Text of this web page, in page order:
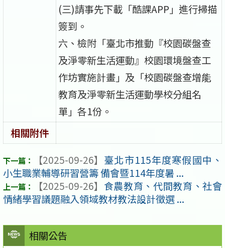
相關公告
(三)請事先下載「酷課APP」進行掃描
簽到。
六、檢附「臺北市推動『校園碳盤查
及淨零新生活運動』校園環境盤查工
作坊實施計畫」及「校園碳盤查增能
教育及淨零新生活運動學校分組名
單」各1份。
相關附件
【2025-09-26】 臺北市115年度寒假國中、
小生職業輔導研習營籌 備會暨114年度暑 ...
【2025-09-26】 食農教育、代間教育、社會
情緒學習議題融入領域教材教法設計徵選 ...